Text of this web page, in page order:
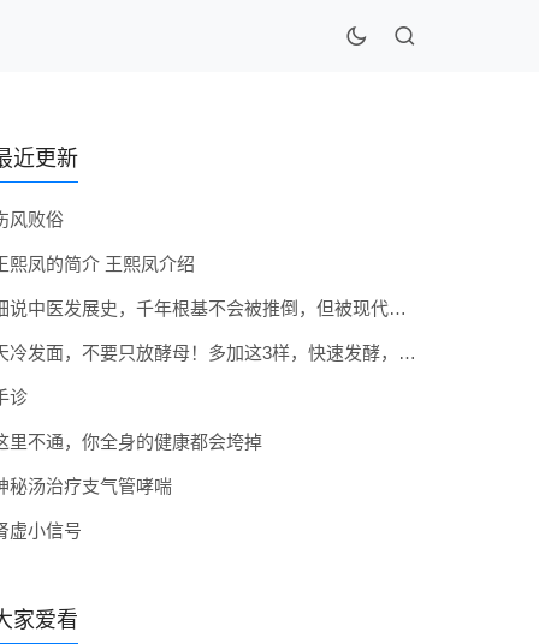
近更新
风败俗
熙凤的简介 王熙凤介绍
细说中医发展史，千年根基不会被推倒，但被现代医疗模式堵住出路
天冷发面，不要只放酵母！多加这3样，快速发酵，蓬松香软弹性十足
诊
里不通，你全身的健康都会垮掉
秘汤治疗支气管哮喘
虚小信号
家爱看